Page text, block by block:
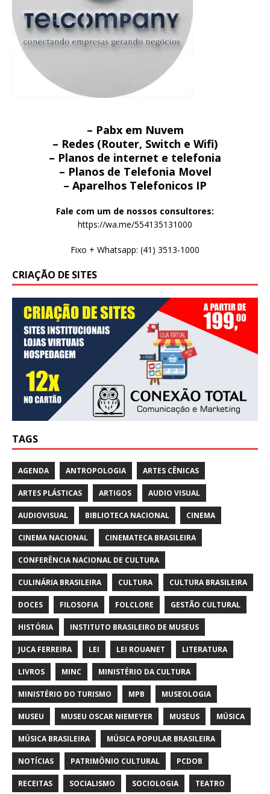
– Pabx em Nuvem
– Redes (Router, Switch e Wifi)
– Planos de internet e telefonia
– Planos de Telefonia Movel
– Aparelhos Telefonicos IP
Fale com um de nossos consultores:
https://wa.me/554135131000
Fixo + Whatsapp: (41) 3513-1000
CRIAÇÃO DE SITES
TAGS
AGENDA ANTROPOLOGIA ARTES CÊNICAS
ARTES PLÁSTICAS ARTIGOS AUDIO VISUAL
AUDIOVISUAL BIBLIOTECA NACIONAL CINEMA
CINEMA NACIONAL CINEMATECA BRASILEIRA
CONFERÊNCIA NACIONAL DE CULTURA
CULINÁRIA BRASILEIRA CULTURA CULTURA BRASILEIRA
DOCES FILOSOFIA FOLCLORE GESTÃO CULTURAL
HISTÓRIA INSTITUTO BRASILEIRO DE MUSEUS
JUCA FERREIRA LEI LEI ROUANET LITERATURA
LIVROS MINC MINISTÉRIO DA CULTURA
MINISTÉRIO DO TURISMO MPB MUSEOLOGIA
MUSEU MUSEU OSCAR NIEMEYER MUSEUS MÚSICA
MÚSICA BRASILEIRA MÚSICA POPULAR BRASILEIRA
NOTÍCIAS PATRIMÔNIO CULTURAL PCDOB
RECEITAS SOCIALISMO SOCIOLOGIA TEATRO